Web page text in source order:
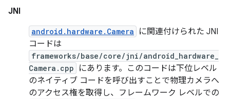
JNI
android.hardware.Camera
に関連付けられた JNI
コードは
frameworks/base/core/jni/android_hardware_
Camera.cpp
にあります。このコードは下位レベル
のネイティブ コードを呼び出すことで物理カメラへ
のアクセス権を取得し、フレームワーク レベルでの